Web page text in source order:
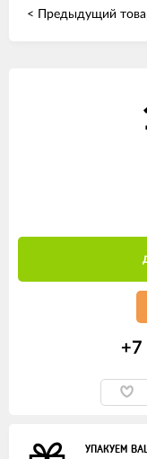
< Предыдущий
+7
УПАКУЕМ